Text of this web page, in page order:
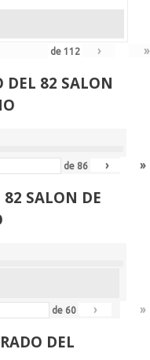
de112 › »
DEL 82 SALON
de 86 › »
SALON DE
de 60 › »
DEL